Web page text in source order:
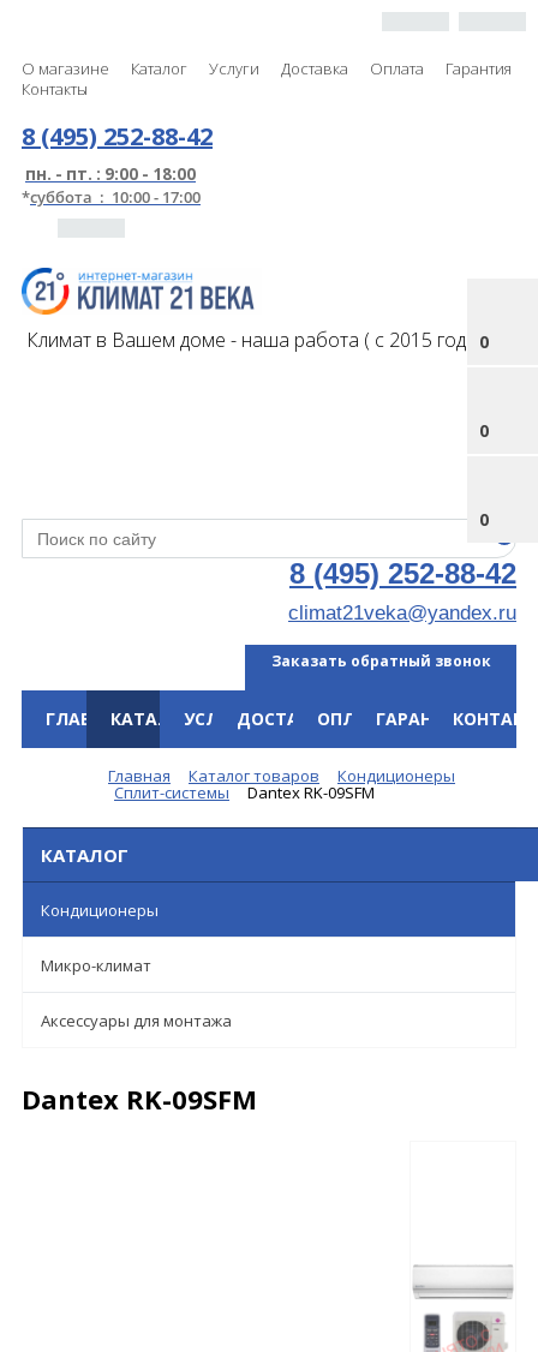
О магазине Каталог Услуги Доставка Оплата
Гарантия
Контакты
0
0
0
8 (495) 252-88-42
пн. - пт. : 9:00 - 18:00
*суббота : 10:00 - 17:00
Климат в Вашем доме - наша работа ( с 2015 года )
8 (495) 252-88-42
climat21veka@yandex.ru
Заказать обратный звонок
ГЛАВНАЯКАТАЛОГУСЛУГИДОСТАВКАОПЛАТАГАРАНТИЯ
Главная Каталог товаров Кондиционеры
Сплит-системы Dantex RK-09SFM
КАТАЛОГ
Кондиционеры
Микро-климат
Аксессуары для монтажа
Dantex RK-09SFM